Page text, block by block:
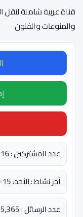
قناة عربية شاملة لنقل
والمنوعات والفنون
عدد المشتركين : 16
آخر نشاط : الأحد، 15-06-2025 09:35 مساءً
عدد الرسائل : 5,365